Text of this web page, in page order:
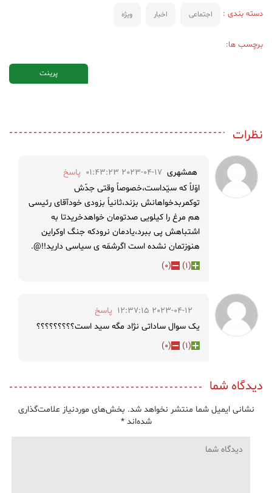
دسته بندی : اجتماعی اخبار ویژه
برچسب ها:
پرینت
نظرات
همشهری 2023-04-17 01:43:23
پاسخ
اوّلاً که سیّداست،خصوصاً وقتی جدّش
توکمربدخواهانش بزند،ثانیاً بزودی خودآقای رئیسی
هم مرغ را کیلویی صدتومان خواهدخریدتا به
اشتباهش پی ببرد،یادمان نرودکه جنگ اوکراین
هنوزتمان نشده است اگرشمّه ی سیاسی دارید!!@.
(
1
)
(
0
)
2023-04-12 12:37:15
پاسخ
یک سوال ساداتی نژاد مگه سید است؟؟؟؟؟؟؟؟؟
(
1
)
(
0
)
دیدگاه شما
نشانی ایمیل شما منتشر نخواهد شد. بخش‌های موردنیاز علامت‌گذاری
شده‌اند*